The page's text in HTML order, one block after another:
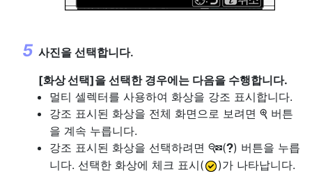
사진을 선택합니다.
[화상 선택]을 선택한 경우에는 다음을 수행합니다.
멀티 셀렉터를 사용하여 화상을 강조 표시합니다.
강조 표시된 화상을 전체 화면으로 보려면 X 버튼
을 계속 누릅니다.
강조 표시된 화상을 선택하려면 W(Q) 버튼을 누릅
니다. 선택한 화상에 체크 표시(
)가 나타납니다.